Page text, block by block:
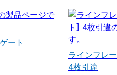
ート
ラインフレ
4枚引違